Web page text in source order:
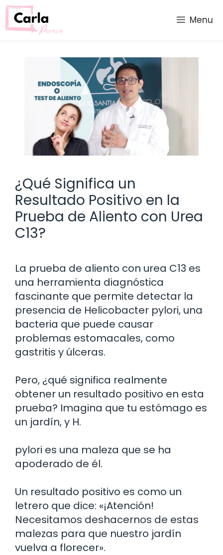
Saltar
al
contenido
Menu
¿Qué Significa un
Resultado Positivo en la
Prueba de Aliento con Urea
C13?
La prueba de aliento con urea C13 es
una herramienta diagnóstica
fascinante que permite detectar la
presencia de Helicobacter pylori, una
bacteria que puede causar
problemas estomacales, como
gastritis y úlceras.
Pero, ¿qué significa realmente
obtener un resultado positivo en esta
prueba? Imagina que tu estómago es
un jardín, y H.
pylori es una maleza que se ha
apoderado de él.
Un resultado positivo es como un
letrero que dice: «¡Atención!
Necesitamos deshacernos de estas
malezas para que nuestro jardín
vuelva a florecer».